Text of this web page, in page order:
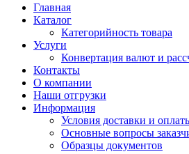
Главная
Каталог
Категорийность товара
Услуги
Конвертация валют и
Контакты
О компании
Наши отгрузки
Информация
Условия доставки и
Основные вопросы
Образцы документов